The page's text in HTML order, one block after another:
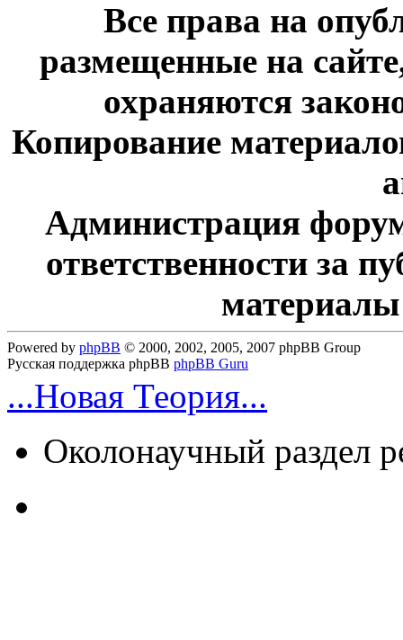
Все права на
размещенные на
охраняются
Копирование
Администрация
ответственности за
Powered by phpBB © 2000, 2002, 2005, 2007 phpBB Group
Русская поддержка phpBB phpBB Guru
...Новая Теория...
Околонаучный раздел